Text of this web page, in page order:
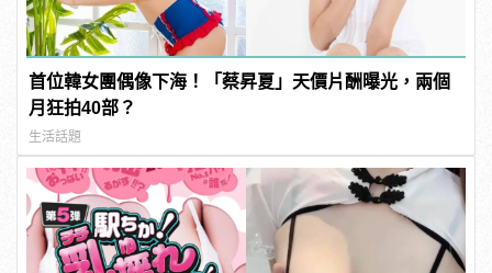
首位韓女團偶像下海！「蔡昇夏」天價片酬曝光，兩個
月狂拍40部？
生活話題